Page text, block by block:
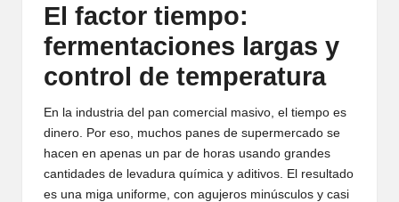
El factor tiempo:
fermentaciones largas y
control de temperatura
En la industria del pan comercial masivo, el tiempo es
dinero. Por eso, muchos panes de supermercado se
hacen en apenas un par de horas usando grandes
cantidades de levadura química y aditivos. El resultado
es una miga uniforme, con agujeros minúsculos y casi